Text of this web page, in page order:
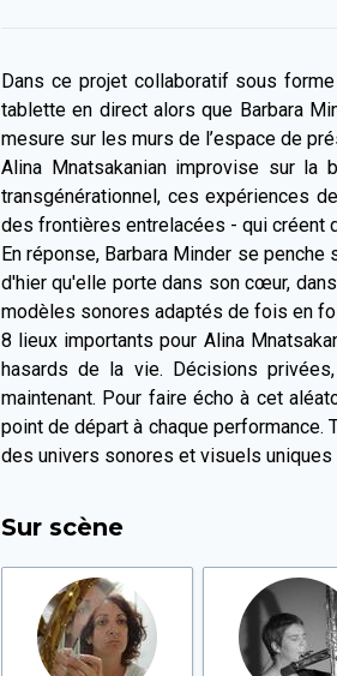
Dans ce projet collaboratif sous
tablette en direct alors que Barbara
mesure sur les murs de l’espace de
Alina Mnatsakanian improvise sur
transgénérationnel, ces expériences
des frontières entrelacées - qui créent
En réponse, Barbara Minder se
d'hier qu'elle porte dans son cœur,
modèles sonores adaptés de fois en
8 lieux importants pour Alina
hasards de la vie. Décisions
maintenant. Pour faire écho à cet
point de départ à chaque performance.
des univers sonores et visuels uniques
Sur scène